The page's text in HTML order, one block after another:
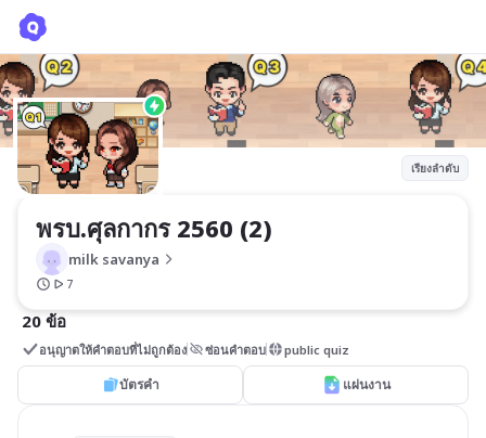
เรียงลำดับ
พรบ.ศุลกากร 2560 (2)
milk savanya
7
20 ข้อ
อนุญาตให้คำตอบที่ไม่ถูกต้อง ซ่อนคำตอบ public quiz
บัตรคำ แผ่นงาน